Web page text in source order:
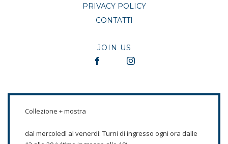
PRIVACY POLICY
CONTATTI
JOIN US
Collezione + mostra
dal mercoledì al venerdì: Turni di ingresso ogni ora dalle